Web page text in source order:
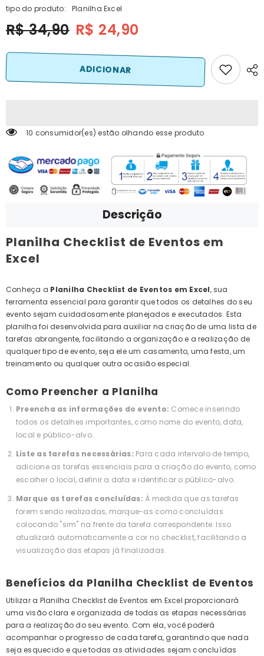
tipo do produto:
Planilha Excel
R$ 34,90 R$ 24,90
ADICIONAR
10 consumidor(es) estão olhando esse produto
Descrição
Planilha Checklist de Eventos em
Excel
Conheça a Planilha Checklist de Eventos em Excel, sua
ferramenta essencial para garantir que todos os detalhes do seu
evento sejam cuidadosamente planejados e executados. Esta
planilha foi desenvolvida para auxiliar na criação de uma lista de
tarefas abrangente, facilitando a organização e a realização de
qualquer tipo de evento, seja ele um casamento, uma festa, um
treinamento ou qualquer outra ocasião especial.
Como Preencher a Planilha
Preencha as informações do evento: Comece inserindo
todos os detalhes importantes, como nome do evento, data,
local e público-alvo.
Liste as tarefas necessárias: Para cada intervalo de tempo,
adicione as tarefas essenciais para a criação do evento, como
escolher o local, definir a data e identificar o público-alvo.
Marque as tarefas concluídas: À medida que as tarefas
forem sendo realizadas, marque-as como concluídas
colocando "sim" na frente da tarefa correspondente. Isso
atualizará automaticamente a cor no checklist, facilitando a
visualização das etapas já finalizadas.
Benefícios da Planilha Checklist de Eventos
Utilizar a Planilha Checklist de Eventos em Excel proporcionará
uma visão clara e organizada de todas as etapas necessárias
para a realização do seu evento. Com ela, você poderá
acompanhar o progresso de cada tarefa, garantindo que nada
seja esquecido e que todas as atividades sejam concluídas